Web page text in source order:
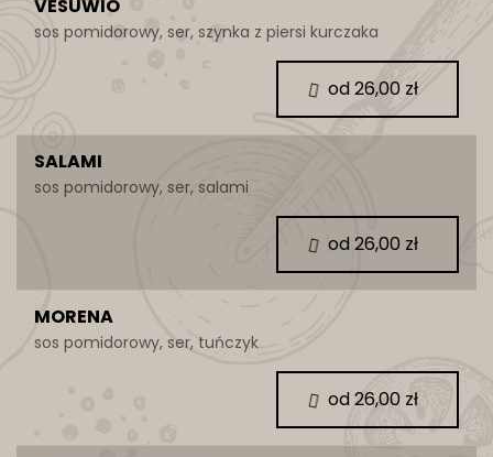
VESUWIO
sos pomidorowy, ser, szynka z piersi kurczaka
SALAMI
sos pomidorowy, ser, salami
MORENA
sos pomidorowy, ser, tuńczyk